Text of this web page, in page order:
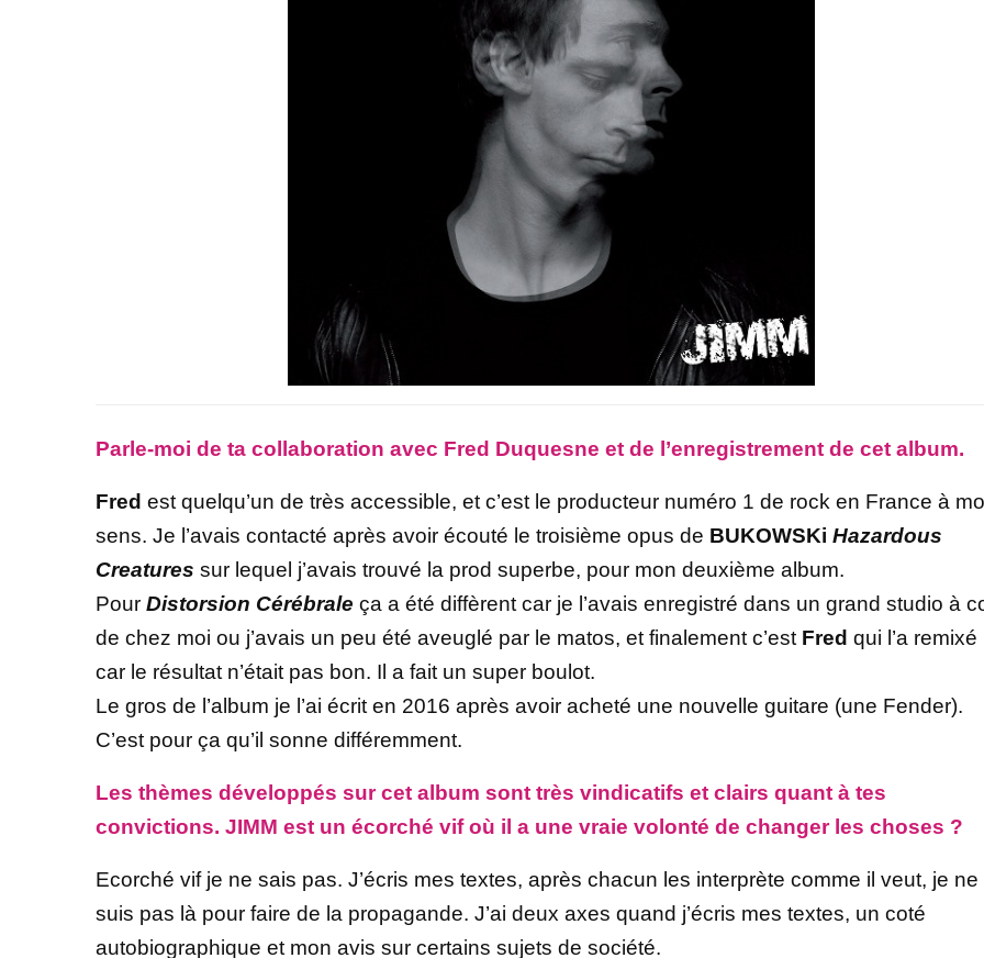
Parle-moi de ta collaboration avec Fred Duquesne et de l’enregistrement de cet album.
Fred est quelqu’un de très accessible, et c’est le producteur numéro 1 de rock en France à
sens. Je l’avais contacté après avoir écouté le troisième opus de BUKOWSKi Hazardous
Creatures sur lequel j’avais trouvé la prod superbe, pour mon deuxième album.
Pour Distorsion Cérébrale ça a été diffèrent car je l’avais enregistré dans un grand studio à
de chez moi ou j’avais un peu été aveuglé par le matos, et finalement c’est Fred qui l’a remixé
car le résultat n’était pas bon. Il a fait un super boulot.
Le gros de l’album je l’ai écrit en 2016 après avoir acheté une nouvelle guitare (une Fender).
C’est pour ça qu’il sonne différemment.
Les thèmes développés sur cet album sont très vindicatifs et clairs quant à tes
convictions. JIMM est un écorché vif où il a une vraie volonté de changer les choses ?
Ecorché vif je ne sais pas. J’écris mes textes, après chacun les interprète comme il veut, je ne
suis pas là pour faire de la propagande. J’ai deux axes quand j’écris mes textes, un coté
autobiographique et mon avis sur certains sujets de société.